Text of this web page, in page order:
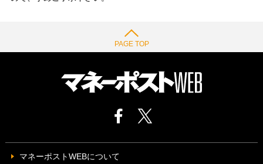
PAGE TOP
マネーポストWEBについて